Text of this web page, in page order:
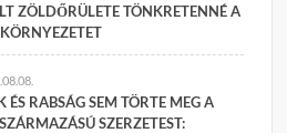
ZÖLDŐRÜLETE TÖNKRETENNÉ A
ÉS RABSÁG SEM TÖRTE MEG A
SZERZETEST: